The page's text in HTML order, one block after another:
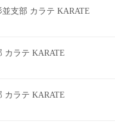
支部 カラテ KARATE
カラテ KARATE
カラテ KARATE